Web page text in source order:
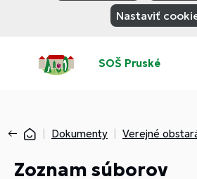
Nastaviť
SOŠ Pruské
Dokumenty Verejné
Zoznam súborov